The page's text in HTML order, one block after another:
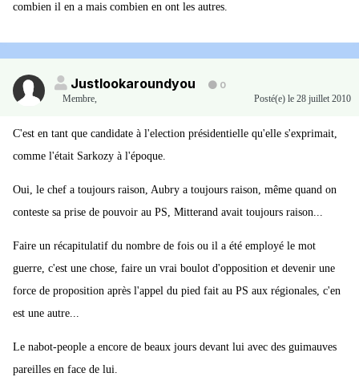
combien il en a mais combien en ont les autres.
Justlookaroundyou
0
Membre, Posté(e) le 28 juillet 2010
C'est en tant que candidate à l'election présidentielle qu'elle s'exprimait,
comme l'était Sarkozy à l'époque.
Oui, le chef a toujours raison, Aubry a toujours raison, même quand on
conteste sa prise de pouvoir au PS, Mitterand avait toujours raison...
Faire un récapitulatif du nombre de fois ou il a été employé le mot
guerre, c'est une chose, faire un vrai boulot d'opposition et devenir une
force de proposition après l'appel du pied fait au PS aux régionales, c'en
est une autre...
Le nabot-people a encore de beaux jours devant lui avec des guimauves
pareilles en face de lui.